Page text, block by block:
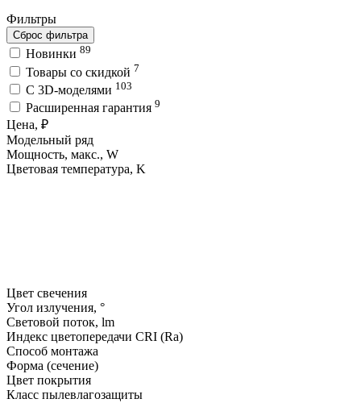
Фильтры
Сброс фильтра
Новинки 89
Товары со скидкой 7
C 3D-моделями 103
Расширенная гарантия 9
Цена, ₽
Модельный ряд
Мощность, макс., W
Цветовая температура, K
Цвет свечения
Угол излучения, °
Световой поток, lm
Индекс цветопередачи CRI (Ra)
Способ монтажа
Форма (сечение)
Цвет покрытия
Класс пылевлагозащиты